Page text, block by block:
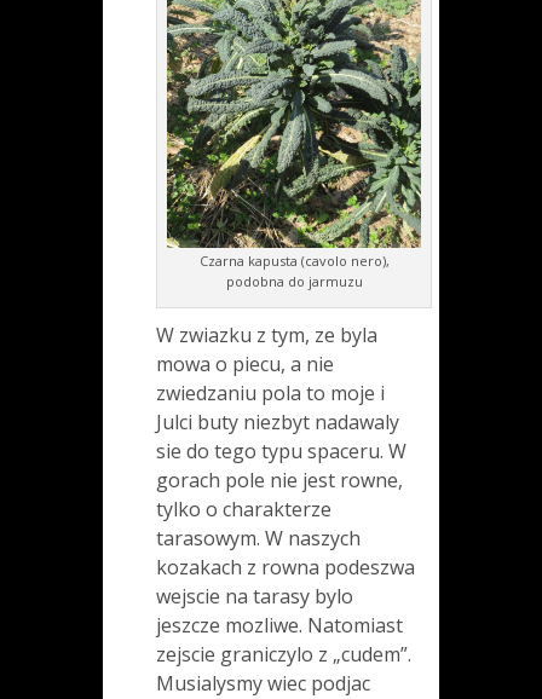
Czarna kapusta (cavolo nero),
podobna do jarmuzu
W zwiazku z tym, ze byla
mowa o piecu, a nie
zwiedzaniu pola to moje i
Julci buty niezbyt nadawaly
sie do tego typu spaceru. W
gorach pole nie jest rowne,
tylko o charakterze
tarasowym. W naszych
kozakach z rowna podeszwa
wejscie na tarasy bylo
jeszcze mozliwe. Natomiast
zejscie graniczylo z „cudem”.
Musialysmy wiec podjac